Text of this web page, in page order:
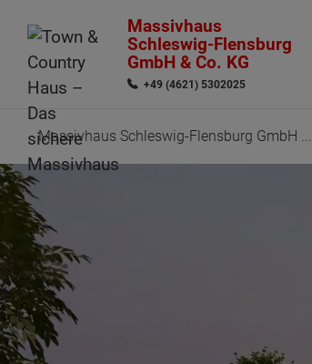
Massivhaus
Schleswig-Flensburg
GmbH & Co. KG
+49 (4621) 5302025
Massivhaus Schleswig-Flensburg GmbH ...